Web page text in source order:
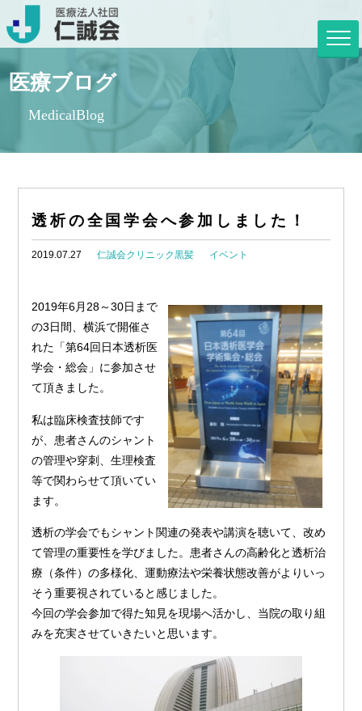
医療ブログ
MedicalBlog
透析の全国学会へ参加しました！
2019.07.27 仁誠会クリニック黒髪 イベント
2019年6月28～30日まで
の3日間、横浜で開催さ
れた「第64回日本透析医
学会・総会」に参加させ
て頂きました。
私は臨床検査技師です
が、患者さんのシャント
の管理や穿刺、生理検査
等で関わらせて頂いてい
ます。
透析の学会でもシャント関連の発表や講演を聴いて、改め
て管理の重要性を学びました。患者さんの高齢化と透析治
療（条件）の多様化、運動療法や栄養状態改善がよりいっ
そう重要視されていると感じました。
今回の学会参加で得た知見を現場へ活かし、当院の取り組
みを充実させていきたいと思います。